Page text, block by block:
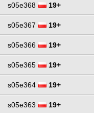
s05e368 19+
s05e367 19+
s05e366 19+
s05e365 19+
s05e364 19+
s05e363 19+